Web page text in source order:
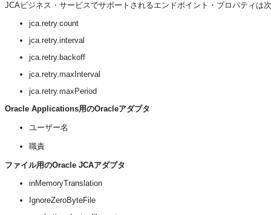
JCAビジネス・サービスでサポートされるエンドポイント・プロパティは
jca.retry.count
jca.retry.interval
jca.retry.backoff
jca.retry.maxInterval
jca.retry.maxPeriod
Oracle Applications用のOracleアダプタ
ユーザー名
職責
ファイル用のOracle JCAアダプタ
inMemoryTranslation
IgnoreZeroByteFile